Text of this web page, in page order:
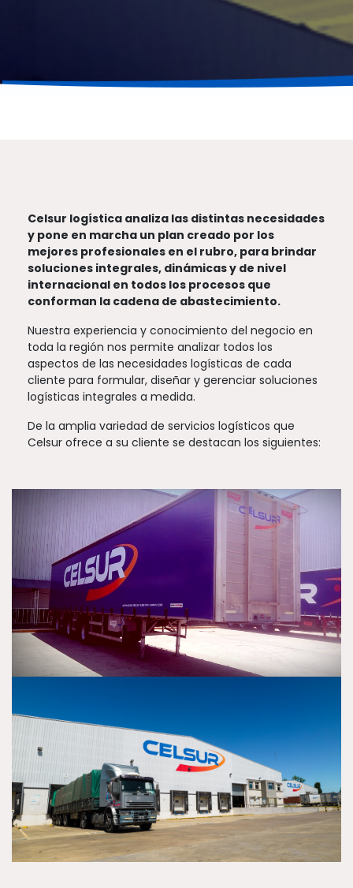
Celsur logística analiza las distintas necesidades
y pone en marcha un plan creado por los
mejores profesionales en el rubro, para brindar
soluciones integrales, dinámicas y de nivel
internacional en todos los procesos que
conforman la cadena de abastecimiento.
Nuestra experiencia y conocimiento del negocio en
toda la región nos permite analizar todos los
aspectos de las necesidades logísticas de cada
cliente para formular, diseñar y gerenciar soluciones
logísticas integrales a medida.
De la amplia variedad de servicios logísticos que
Celsur ofrece a su cliente se destacan los siguientes: